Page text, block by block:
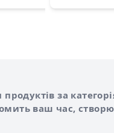
за
ваш час,